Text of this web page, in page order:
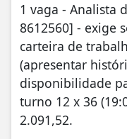
1 vaga - Analista
8612560] - exige
carteira de
(apresentar
disponibilidade
turno 12 x 36
2.091,52.